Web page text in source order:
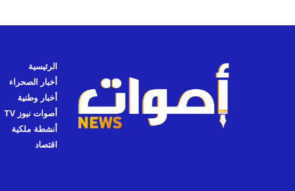
الرئيسية
أخبار الصحراء
أخبار وطنية
أصوات نيوز TV
أنشطة ملكية
اقتصاد